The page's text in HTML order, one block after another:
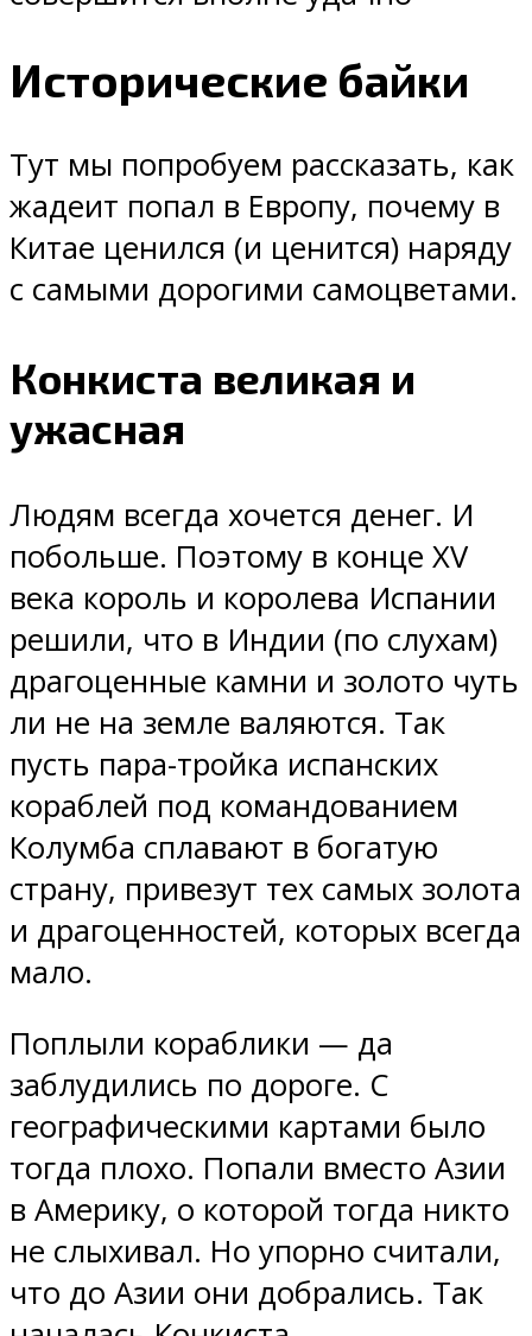
Исторические байки
Тут мы попробуем рассказать, как
жадеит попал в Европу, почему в
Китае ценился (и ценится) наряду
с самыми дорогими самоцветами.
Конкиста великая и
ужасная
Людям всегда хочется денег. И
побольше. Поэтому в конце XV
века король и королева Испании
решили, что в Индии (по слухам)
драгоценные камни и золото чуть
ли не на земле валяются. Так
пусть пара-тройка испанских
кораблей под командованием
Колумба сплавают в богатую
страну, привезут тех самых золота
и драгоценностей, которых всегда
мало.
Поплыли кораблики — да
заблудились по дороге. С
географическими картами было
тогда плохо. Попали вместо Азии
в Америку, о которой тогда никто
не слыхивал. Но упорно считали,
что до Азии они добрались. Так